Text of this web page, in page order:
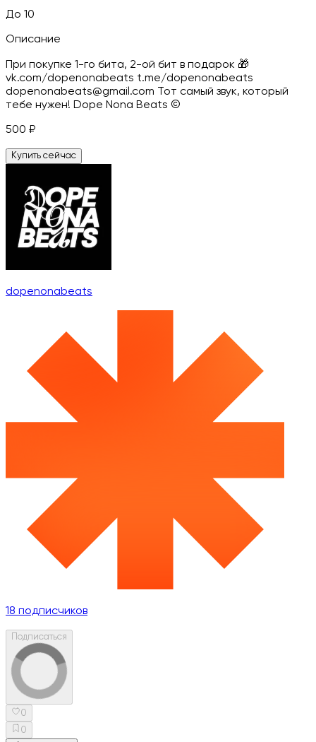
До 10
Описание
При покупке 1-го бита, 2-ой бит в подарок 🎁
vk.com/dopenonabeats t.me/dopenonabeats
dopenonabeats@gmail.com Тот самый звук, который
тебе нужен! Dope Nona Beats ©
500 ₽
Купить сейчас
dopenonabeats
18 подписчиков
Подписаться
0
0